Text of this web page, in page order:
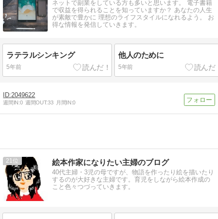
ネットで副業をしている方も多いと思います。 電子書籍
で収益を得られることを知っていますか？ あなたの人生
が素敵で豊かに 理想のライフスタイルになれるよう。 お
得な情報を発信していきます。
ラテラルシンキング
5年前
他人のために
5年前
2049622
週間IN:0 週間OUT:33 月間IN:0
21 絵本作家になりたい主婦のブログ
40代主婦・3児の母ですが、物語を作ったり絵を描いたり
するのが大好きな主婦です。育児をしながら絵本作成の
こと色々つづっていきます。